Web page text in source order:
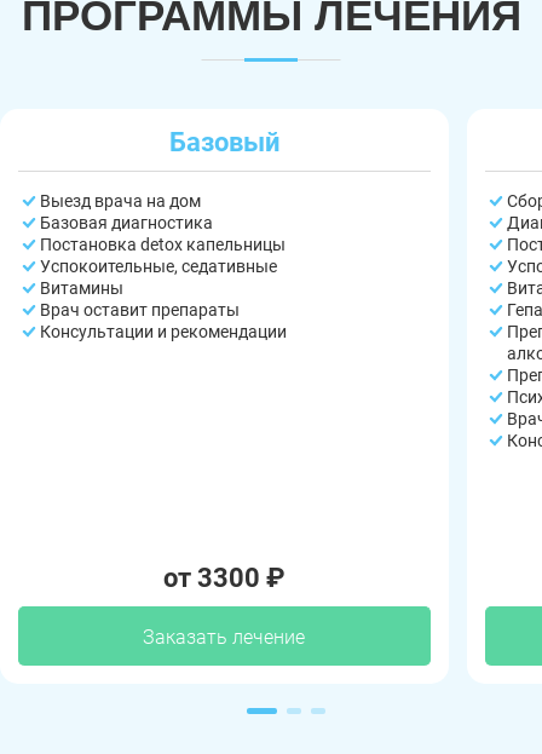
ПРОГРАММЫ ЛЕЧЕНИЯ
Базовый
Выезд врача на дом
Базовая диагностика
Постановка detox капельницы
Успокоительные, седативные
Витамины
Врач оставит препараты
Консультации и рекомендации
от 3300 ₽
Заказать лечение